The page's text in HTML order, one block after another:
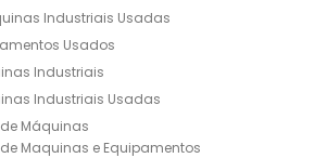
Industriais Usadas
Usados
Industriais
Industriais Usadas
Máquinas
Maquinas e Equipamentos